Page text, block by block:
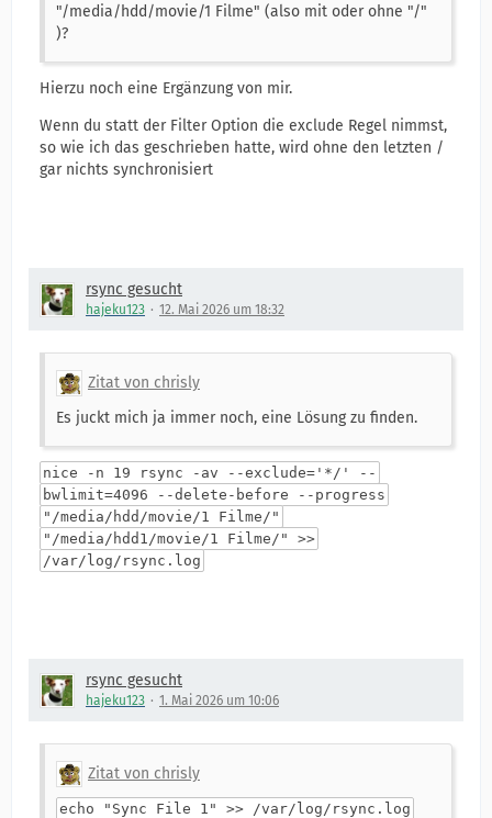
"/media/hdd/movie/1 Filme" (also mit oder ohne "/"
)?
Hierzu noch eine Ergänzung von mir.
Wenn du statt der Filter Option die exclude Regel nimmst,
so wie ich das geschrieben hatte, wird ohne den letzten /
gar nichts synchronisiert
rsync gesucht
hajeku123 12. Mai 2026 um 18:32
Zitat von chrisly
Es juckt mich ja immer noch, eine Lösung zu finden.
nice -n 19 rsync -av --exclude='*/' --
bwlimit=4096 --delete-before --progress
"/media/hdd/movie/1 Filme/"
"/media/hdd1/movie/1 Filme/" >>
/var/log/rsync.log
rsync gesucht
hajeku123 1. Mai 2026 um 10:06
Zitat von chrisly
echo "Sync File 1" >> /var/log/rsync.log